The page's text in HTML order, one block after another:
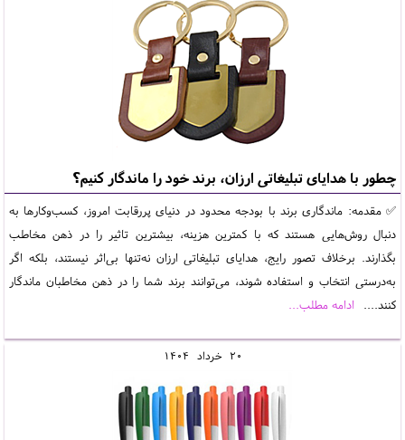
چطور با هدایای تبلیغاتی ارزان، برند خود را ماندگار کنیم؟
✅ مقدمه: ماندگاری برند با بودجه محدود در دنیای پررقابت امروز، کسب‌وکارها به
دنبال روش‌هایی هستند که با کمترین هزینه، بیشترین تاثیر را در ذهن مخاطب
بگذارند. برخلاف تصور رایج، هدایای تبلیغاتی ارزان نه‌تنها بی‌اثر نیستند، بلکه اگر
به‌درستی انتخاب و استفاده شوند، می‌توانند برند شما را در ذهن مخاطبان ماندگار
کنند.... ادامه مطلب...
20 خرداد 1404